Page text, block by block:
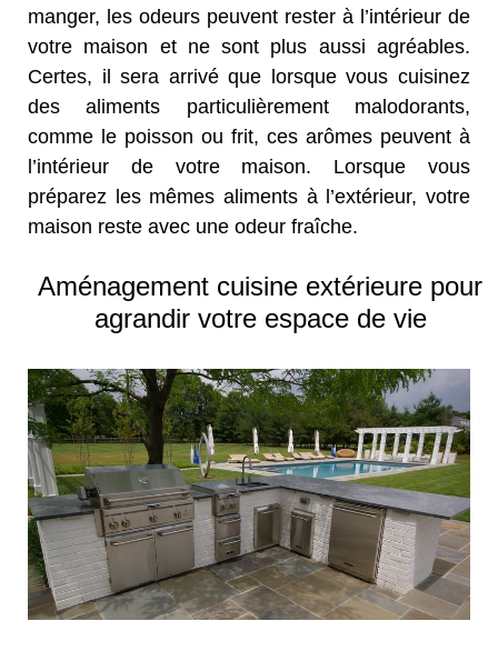
manger, les odeurs peuvent rester à l’intérieur de
votre maison et ne sont plus aussi agréables.
Certes, il sera arrivé que lorsque vous cuisinez
des aliments particulièrement malodorants,
comme le poisson ou frit, ces arômes peuvent à
l’intérieur de votre maison. Lorsque vous
préparez les mêmes aliments à l’extérieur, votre
maison reste avec une odeur fraîche.
Aménagement cuisine extérieure pour
agrandir votre espace de vie